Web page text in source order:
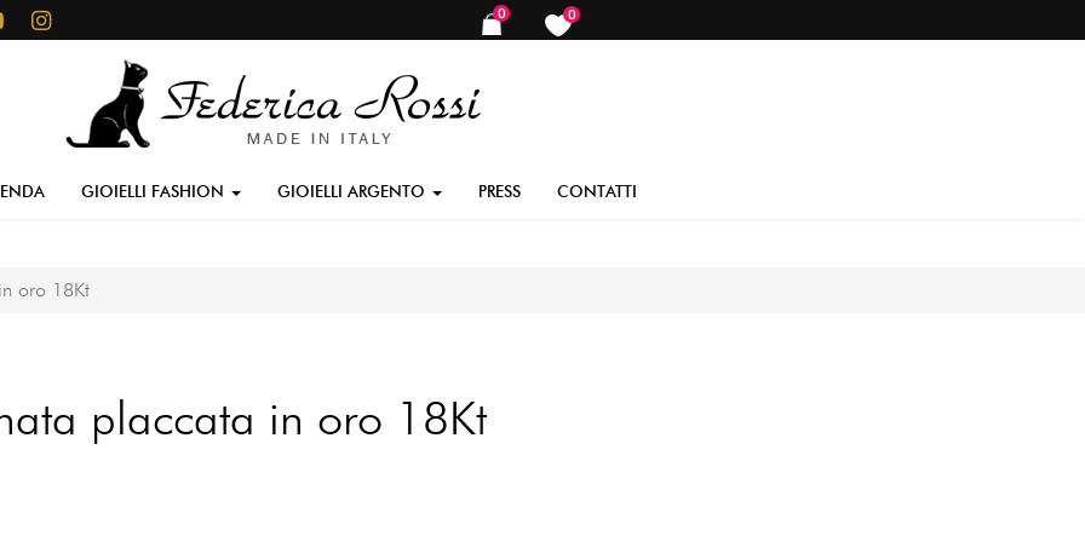
0
items
0
items
GIOIELLI FASHION GIOIELLI ARGENTO PRESS CONTATTI
oro 18Kt
placcata in oro 18Kt